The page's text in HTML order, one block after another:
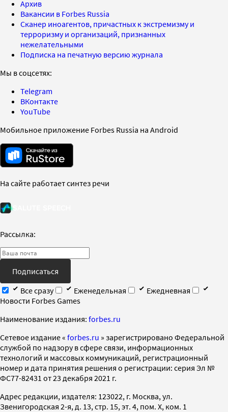
Архив
Вакансии в Forbes Russia
Сканер иноагентов, причастных к экстремизму и
терроризму и организаций, признанных
нежелательными
Подписка на печатную версию журнала
Мы в соцсетях:
Telegram
ВКонтакте
YouTube
Мобильное приложение Forbes Russia на Android
На сайте работает синтез речи
Рассылка:
Подписаться
Все сразу
Еженедельная
Ежедневная
Новости Forbes Games
Наименование издания: forbes.ru
Cетевое издание « forbes.ru » зарегистрировано Федеральной
службой по надзору в сфере связи, информационных
технологий и массовых коммуникаций, регистрационный
номер и дата принятия решения о регистрации: серия Эл №
ФС77-82431 от 23 декабря 2021 г.
Адрес редакции, издателя: 123022, г. Москва, ул.
Звенигородская 2-я, д. 13, стр. 15, эт. 4, пом. X, ком. 1